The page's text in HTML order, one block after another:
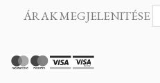
ÁRAK MEGJELENITÉSE